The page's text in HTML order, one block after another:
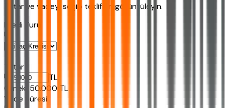
Tutar ve vadeyi seçip teklifleri görüntüleyin.
Kredi Turu
Tutar
TL
Ornek: 50.000 TL
Vade Süresi